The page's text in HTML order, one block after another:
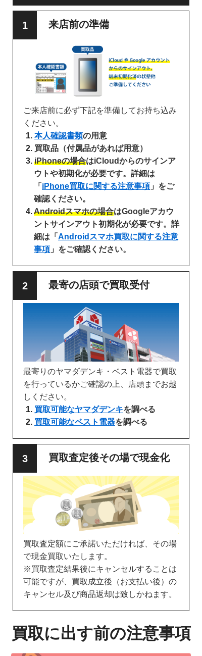
来店前の準備
ご来店前に必ず下記を準備してお持ち込み
ください。
本人確認書類の用意
買取品（付属品があれば用意）
iPhoneの場合はiCloudからのサインア
ウトや初期化が必要です。詳細は
「 iPhone買取に関する注意事項 」をご
確認ください。
Androidスマホの場合はGoogleアカウ
ントサインアウト初期化が必要です。詳
細は「 Androidスマホ買取に関する注意
事項 」をご確認ください。
最寄の店頭で買取受付
最寄りのヤマダデンキ・ベスト電器で買取
を行っているかご確認の上、店頭までお越
しください。
買取可能なヤマダデンキを調べる
買取可能なベスト電器を調べる
買取査定後その場で現金化
買取査定額にご承諾いただければ、その場
で現金買取いたします。
※買取査定結果後にキャンセルすることは
可能ですが、買取成立後（お支払い後）の
キャンセル及び商品返却は致しかねます。
買取に出す前の注意事項